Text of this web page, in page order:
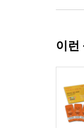
이런